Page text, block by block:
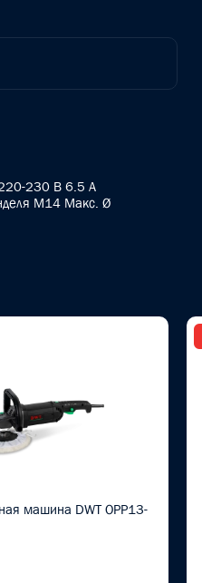
230 В 6.5 A
M14 Макс. Ø
машина DWT OPP13-